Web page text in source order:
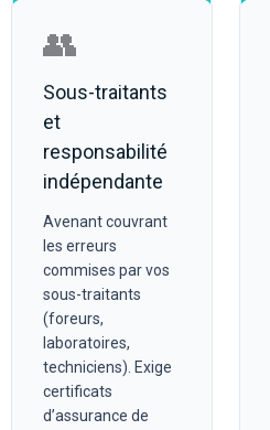
👥
Sous-traitants
et
responsabilité
indépendante
Avenant couvrant
les erreurs
commises par vos
sous-traitants
(foreurs,
laboratoires,
techniciens). Exige
certificats
d’assurance de